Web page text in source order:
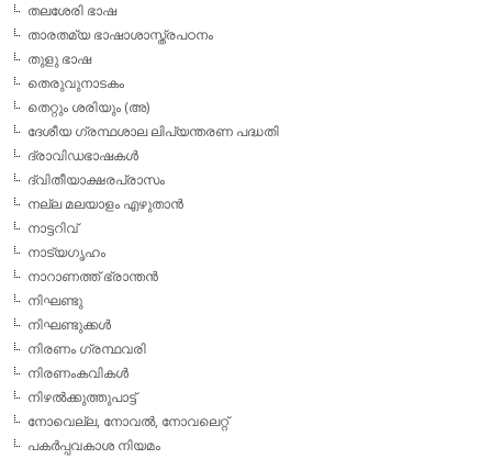
തലശേരി ഭാഷ
താരതമ്യ ഭാഷാശാസ്ത്രപഠനം
തുളു ഭാഷ
തെരുവുനാടകം
തെറ്റും ശരിയും (അ)
ദേശീയ ഗ്രന്ഥശാല ലിപ്യന്തരണ പദ്ധതി
ദ്രാവിഡഭാഷകള്‍
ദ്വിതീയാക്ഷരപ്രാസം
നല്ല മലയാളം എഴുതാന്‍
നാട്ടറിവ്
നാട്യഗൃഹം
നാറാണത്ത് ഭ്രാന്തന്‍
നിഘണ്ടു
നിഘണ്ടുക്കള്‍
നിരണം ഗ്രന്ഥവരി
നിരണംകവികള്‍
നിഴല്‍ക്കുത്തുപാട്ട്
നോവെല്ല, നോവല്‍, നോവലെറ്റ്
പകര്‍പ്പവകാശ നിയമം